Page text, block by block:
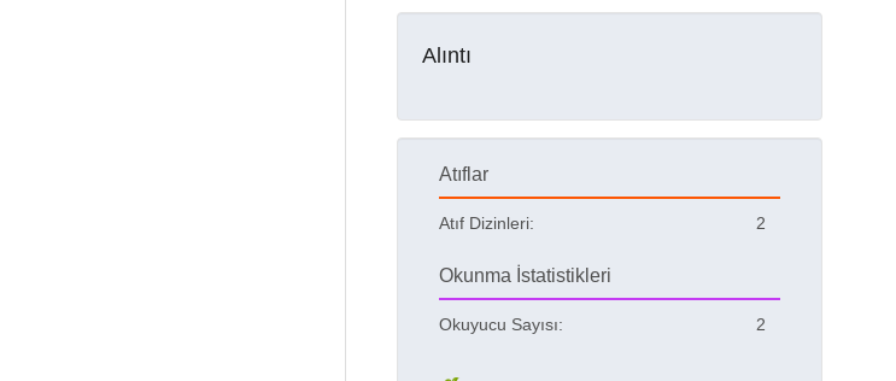
Alıntı
Atıflar
Atıf Dizinleri: 2
Okunma İstatistikleri
Okuyucu Sayısı: 2